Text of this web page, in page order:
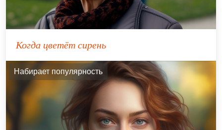
Когда цветёт сирень
Набирает популярность